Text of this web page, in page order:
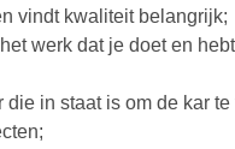
vindt kwaliteit belangrijk;
werk dat je doet en
die in staat is om de kar